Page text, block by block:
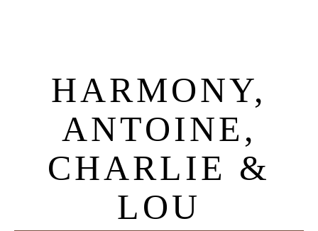
HARMONY,
ANTOINE,
CHARLIE &
LOU